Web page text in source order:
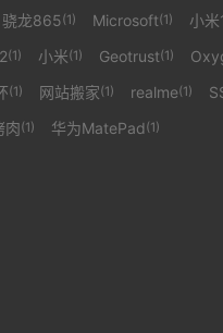
骁龙865(1) Microsoft(1) 小米
(1) 小米(1) Geotrust(1)
(1) 网站搬家(1) realme(1)
肉(1) 华为MatePad(1)